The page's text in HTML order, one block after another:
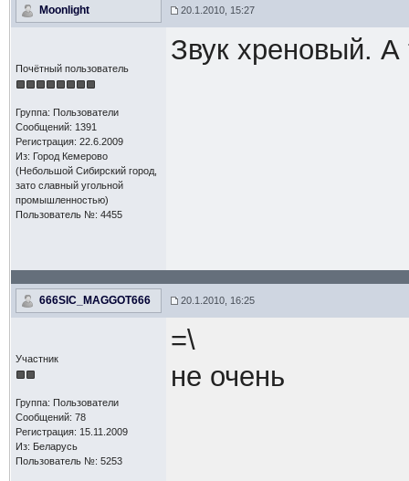
Moonlight 20.1.2010, 15:27
Почётный пользователь
Группа: Пользователи
Сообщений: 1391
Регистрация: 22.6.2009
Из: Город Кемерово
(Небольшой Сибирский город,
зато славный угольной
промышленностью)
Пользователь №: 4455
Звук хреновый. А
666SIC_MAGGOT666 20.1.2010, 16:25
Участник
Группа: Пользователи
Сообщений: 78
Регистрация: 15.11.2009
Из: Беларусь
Пользователь №: 5253
=\
не очень